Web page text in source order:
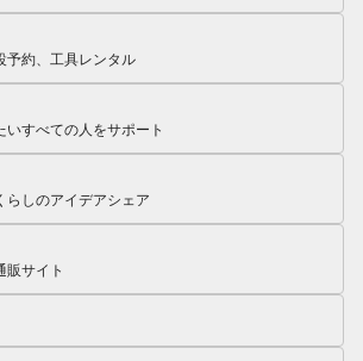
予約、工具レンタル
いすべての人をサポート
らしのアイデアシェア
販サイト